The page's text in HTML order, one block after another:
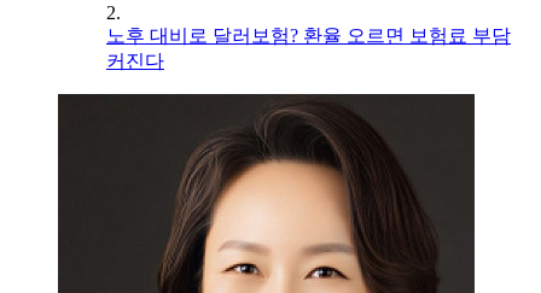
2.
노후 대비로 달러보험? 환율 오르면 보험료 부담
커진다